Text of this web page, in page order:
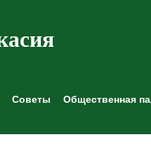
Советы Общественная